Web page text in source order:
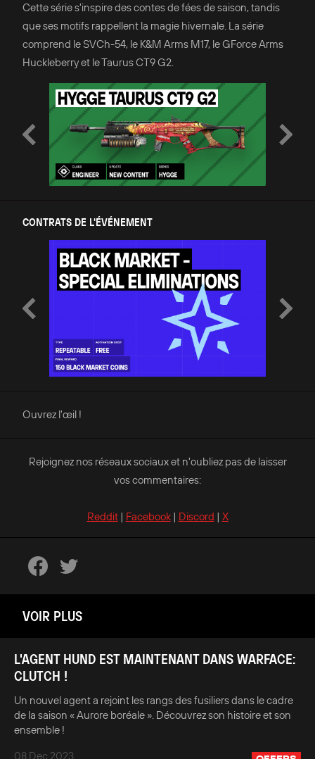
Cette série s'inspire des contes de fées de saison, tandis
que ses motifs rappellent la magie hivernale. La série
comprend le SVCh-54, le K&M Arms M17, le GForce Arms
Huckleberry et le Taurus CT9 G2.
CONTRATS DE L'ÉVÉNEMENT
Ouvrez l'œil !
Rejoignez nos réseaux sociaux et n'oubliez pas de laisser
vos commentaires:
Reddit| Facebook| Discord | X
VOIR PLUS
L'AGENT HUND EST MAINTENANT DANS WARFACE:
CLUTCH !
Un nouvel agent a rejoint les rangs des fusiliers dans le cadre
de la saison « Aurore boréale ». Découvrez son histoire et son
ensemble !
08 Dec 2023